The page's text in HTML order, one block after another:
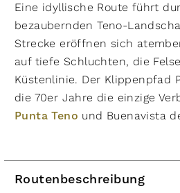
Eine idyllische Route führt
bezaubernden Teno-
Strecke eröffnen sich
auf tiefe Schluchten, die
Küstenlinie. Der Klippenpfad
die 70er Jahre die einzige
Punta Teno und Buenavista
Routenbeschreibung